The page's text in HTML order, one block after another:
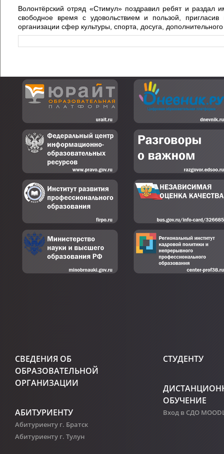
Волонтёрский отряд «Стимул» поздравил ребят и раздал
свободное время с удовольствием и пользой,
организации сфер культуры, спорта, досуга,
СВЕДЕНИЯ ОБ
ОБРАЗОВАТЕЛЬНОЙ
ОРГАНИЗАЦИИ
АБИТУРИЕНТУ
Абитуриенту г. Братск
Абитуриенту г. Тулун
СТУДЕНТУ
ОБУЧЕНИЕ
Вход в СДО